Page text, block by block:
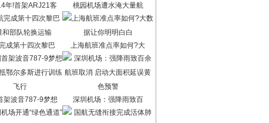
年!首架ARJ21客 桃园机场遭水淹大量航
成第十四次黎巴 上海航班准点率如何?大
架波音787-9梦想 深圳机场：强降雨致百